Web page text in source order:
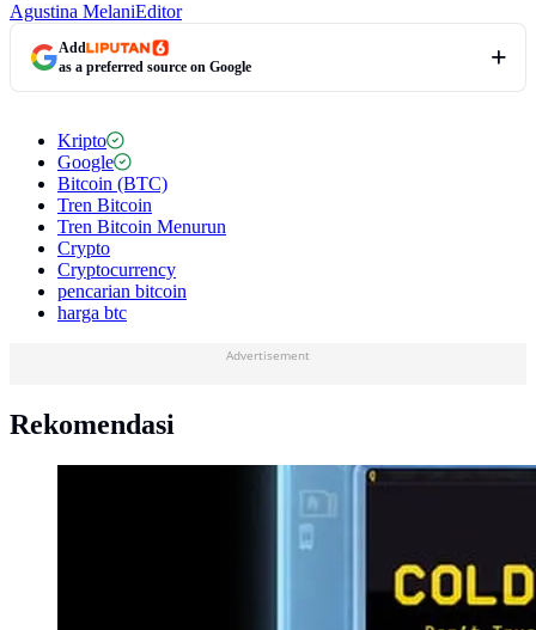
Agustina MelaniEditor
Add
as a preferred source on Google
Kripto
Google
Bitcoin (BTC)
Tren Bitcoin
Tren Bitcoin Menurun
Crypto
Cryptocurrency
pencarian bitcoin
harga btc
Advertisement
Rekomendasi